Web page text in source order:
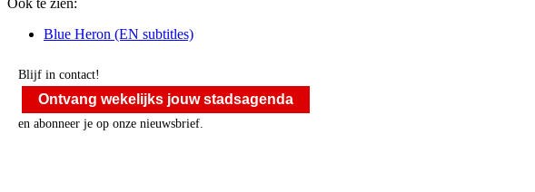
Ook te zien:
Blue Heron (EN subtitles)
Blijf in contact!
Ontvang wekelijks jouw stadsagenda
en abonneer je op onze nieuwsbrief.